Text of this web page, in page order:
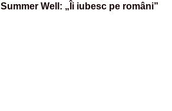
Summer Well: „Îi iubesc pe români”